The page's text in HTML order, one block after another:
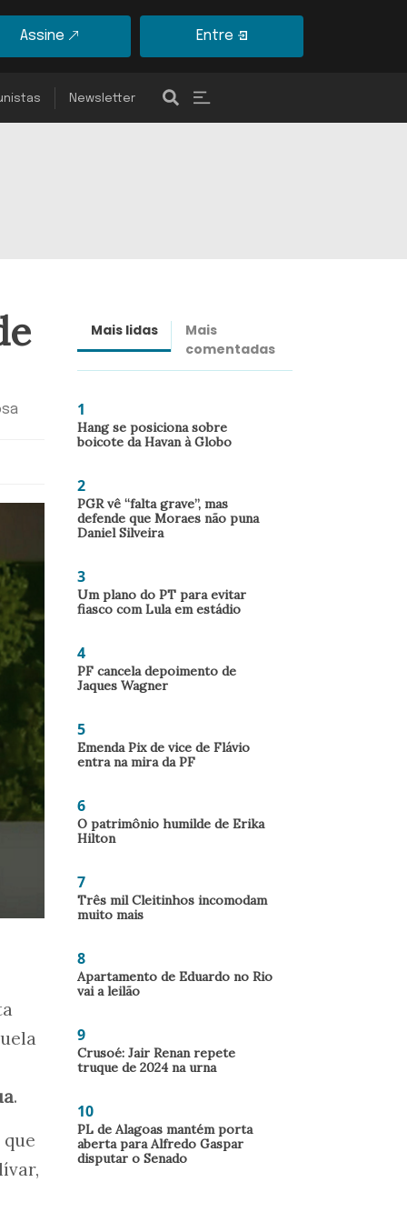
Assine Entre
Newsletter
.
Mais lidas
Mais
comentadas
1
Hang se posiciona sobre
boicote da Havan à Globo
2
PGR vê “falta grave”, mas
defende que Moraes não puna
Daniel Silveira
3
Um plano do PT para evitar
fiasco com Lula em estádio
4
PF cancela depoimento de
Jaques Wagner
5
Emenda Pix de vice de Flávio
entra na mira da PF
6
O patrimônio humilde de Erika
Hilton
7
Três mil Cleitinhos incomodam
muito mais
8
Apartamento de Eduardo no Rio
vai a leilão
9
Crusoé: Jair Renan repete
truque de 2024 na urna
10
PL de Alagoas mantém porta
aberta para Alfredo Gaspar
disputar o Senado